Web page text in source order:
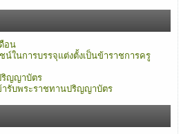
อน
ในการบรรจุแต่งตั้งเป็นข้าราชการครู
ริญญาบัตร
รับพระราชทานปริญญาบัตร